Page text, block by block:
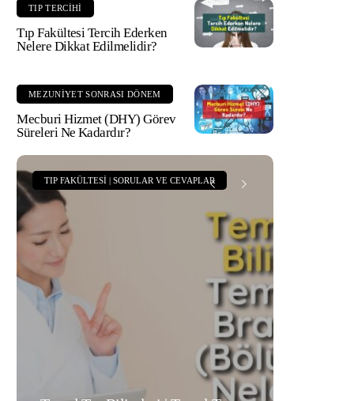
TIP TERCIHI
Tıp Fakültesi Tercih Ederken
Nelere Dikkat Edilmelidir?
MEZUNIYET SONRASI DÖNEM
Mecburi Hizmet (DHY) Görev
Süreleri Ne Kadardır?
TIP FAKÜLTESI | SORULAR VE CEVAPLAR